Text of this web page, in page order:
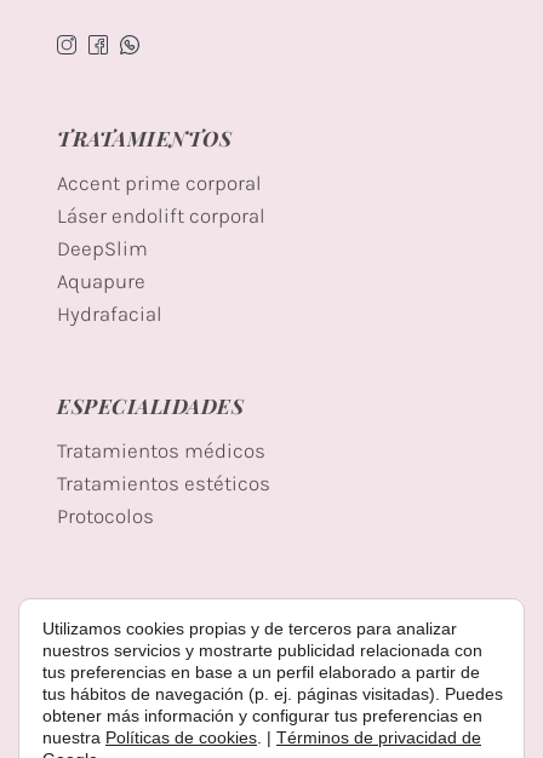
TRATAMIENTOS
Accent prime corporal
Láser endolift corporal
DeepSlim
Aquapure
Hydrafacial
ESPECIALIDADES
Tratamientos médicos
Tratamientos estéticos
Protocolos
LEGALES
Aviso Legal
Política de Cookies
Política de Privacidad
Términos y Condiciones
Utilizamos cookies propias y de terceros para analizar
nuestros servicios y mostrarte publicidad relacionada con
tus preferencias en base a un perfil elaborado a partir de
tus hábitos de navegación (p. ej. páginas visitadas). Puedes
obtener más información y configurar tus preferencias en
nuestra Políticas de cookies . | Términos de privacidad de